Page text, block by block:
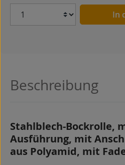
Anzahl In
Beschreibung
Stahlblech-Bockrolle,
Ausführung, mit
aus Polyamid, mit